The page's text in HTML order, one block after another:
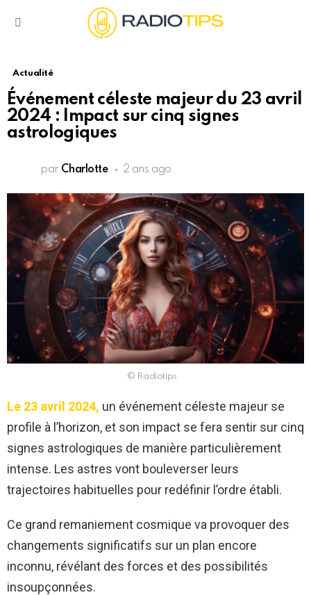
Actualité
Événement céleste majeur du 23 avril
2024 : Impact sur cinq signes
astrologiques
par Charlotte 2 ans ago
© Radiotips
Le 23 avril 2024, un événement céleste majeur se
profile à l’horizon, et son impact se fera sentir sur cinq
signes astrologiques de manière particulièrement
intense. Les astres vont bouleverser leurs
trajectoires habituelles pour redéfinir l’ordre établi.
Ce grand remaniement cosmique va provoquer des
changements significatifs sur un plan encore
inconnu, révélant des forces et des possibilités
insoupçonnées.